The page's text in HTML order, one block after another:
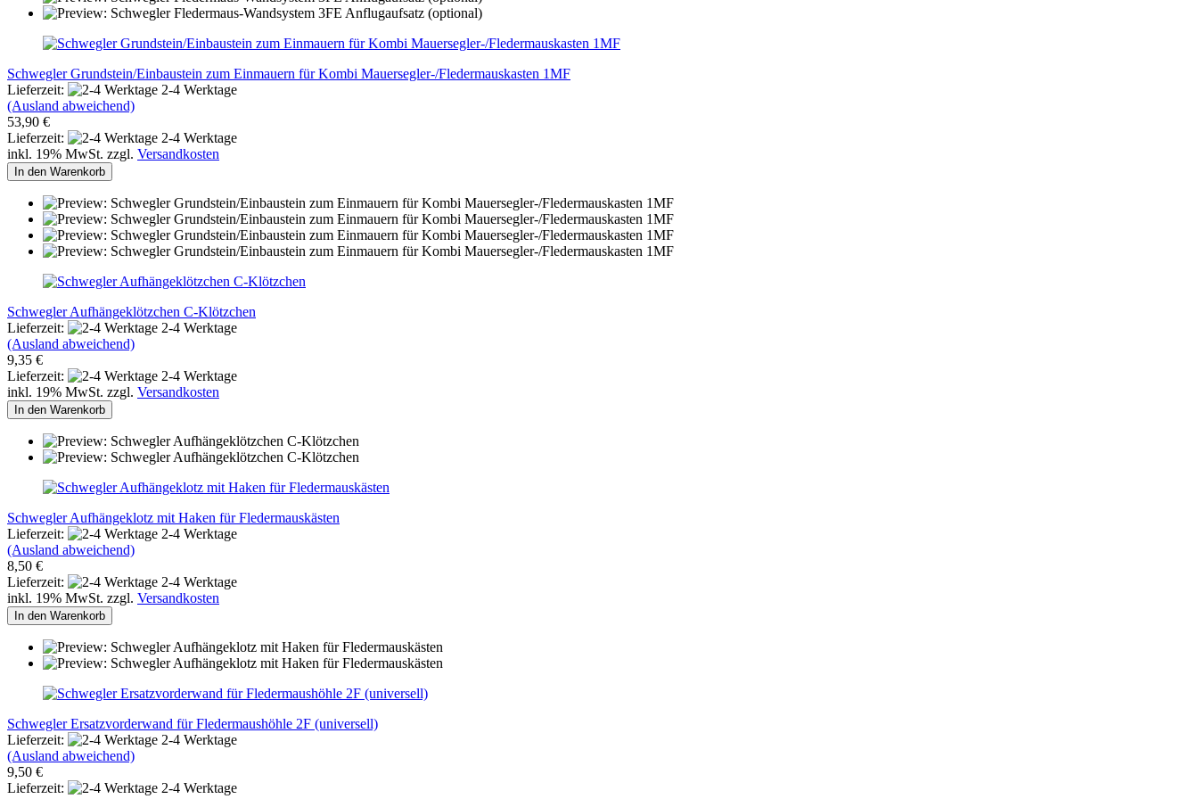
Schwegler Grundstein/Einbaustein zum Einmauern für Kombi Mauersegler-/Fledermauskasten 1MF
Lieferzeit:
2-4 Werktage
(Ausland abweichend)
53,90 €
Lieferzeit:
2-4 Werktage
inkl. 19% MwSt. zzgl. Versandkosten
In den Warenkorb
Schwegler Aufhängeklötzchen C-Klötzchen
Lieferzeit:
2-4 Werktage
(Ausland abweichend)
9,35 €
Lieferzeit:
2-4 Werktage
inkl. 19% MwSt. zzgl. Versandkosten
In den Warenkorb
Schwegler Aufhängeklotz mit Haken für Fledermauskästen
Lieferzeit:
2-4 Werktage
(Ausland abweichend)
8,50 €
Lieferzeit:
2-4 Werktage
inkl. 19% MwSt. zzgl. Versandkosten
In den Warenkorb
Schwegler Ersatzvorderwand für Fledermaushöhle 2F (universell)
Lieferzeit:
2-4 Werktage
(Ausland abweichend)
9,50 €
Lieferzeit:
2-4 Werktage